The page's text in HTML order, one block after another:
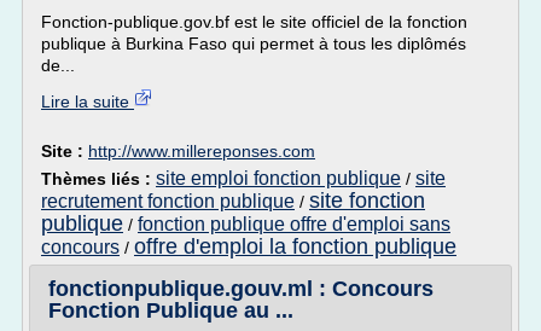
Fonction-publique.gov.bf est le site officiel de la fonction
publique à Burkina Faso qui permet à tous les diplômés
de...
Lire la suite
Site : http://www.millereponses.com
Thèmes liés : site emploi fonction publique / site
recrutement fonction publique / site fonction
publique / fonction publique offre d'emploi sans
concours / offre d'emploi la fonction publique
fonctionpublique.gouv.ml : Concours
Fonction Publique au ...